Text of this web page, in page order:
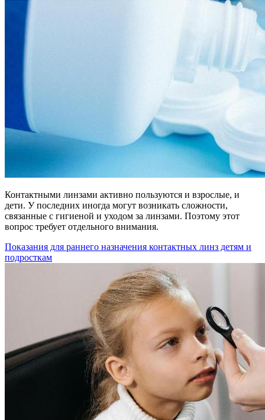
Контактными линзами активно пользуются и взрослые, и
дети. У последних иногда могут возникать сложности,
связанные с гигиеной и уходом за линзами. Поэтому этот
вопрос требует отдельного внимания.
Показания для раннего назначения контактных линз детям и
подросткам